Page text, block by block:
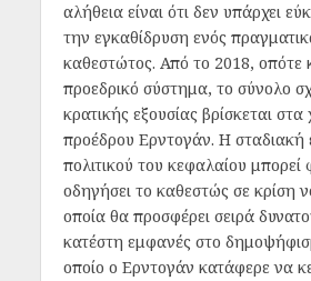
αλήθεια είναι ότι δεν υπάρχει
την εγκαθίδρυση ενός
καθεστώτος. Από το 2018, οπότε
προεδρικό σύστημα, το σύνολο
κρατικής εξουσίας βρίσκεται στα
προέδρου Ερντογάν. Η σταδιακή
πολιτικού του κεφαλαίου μπορεί
οδηγήσει το καθεστώς σε κρίση
οποία θα προσφέρει σειρά
κατέστη εμφανές στο
οποίο ο Ερντογάν κατάφερε να